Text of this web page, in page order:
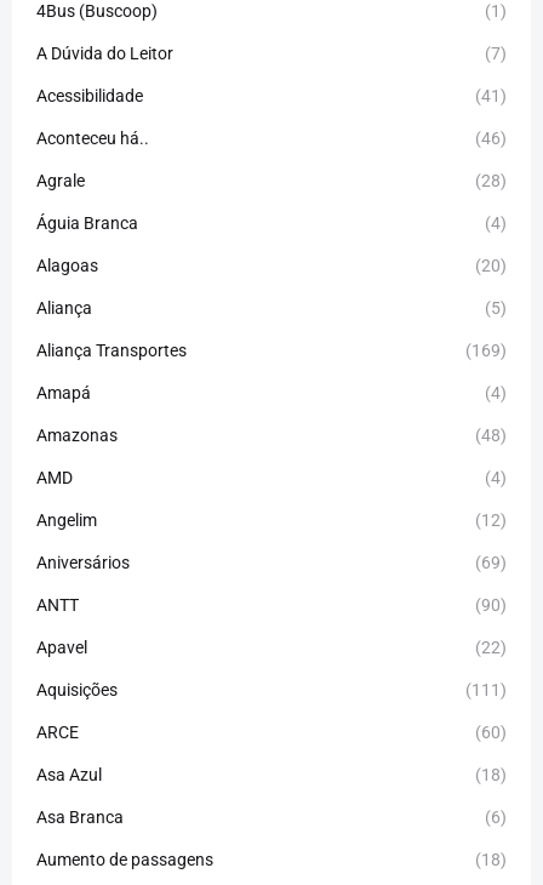
4Bus (Buscoop) (1)
A Dúvida do Leitor (7)
Acessibilidade (41)
Aconteceu há.. (46)
Agrale (28)
Águia Branca (4)
Alagoas (20)
Aliança (5)
Aliança Transportes (169)
Amapá (4)
Amazonas (48)
AMD (4)
Angelim (12)
Aniversários (69)
ANTT (90)
Apavel (22)
Aquisições (111)
ARCE (60)
Asa Azul (18)
Asa Branca (6)
Aumento de passagens (18)